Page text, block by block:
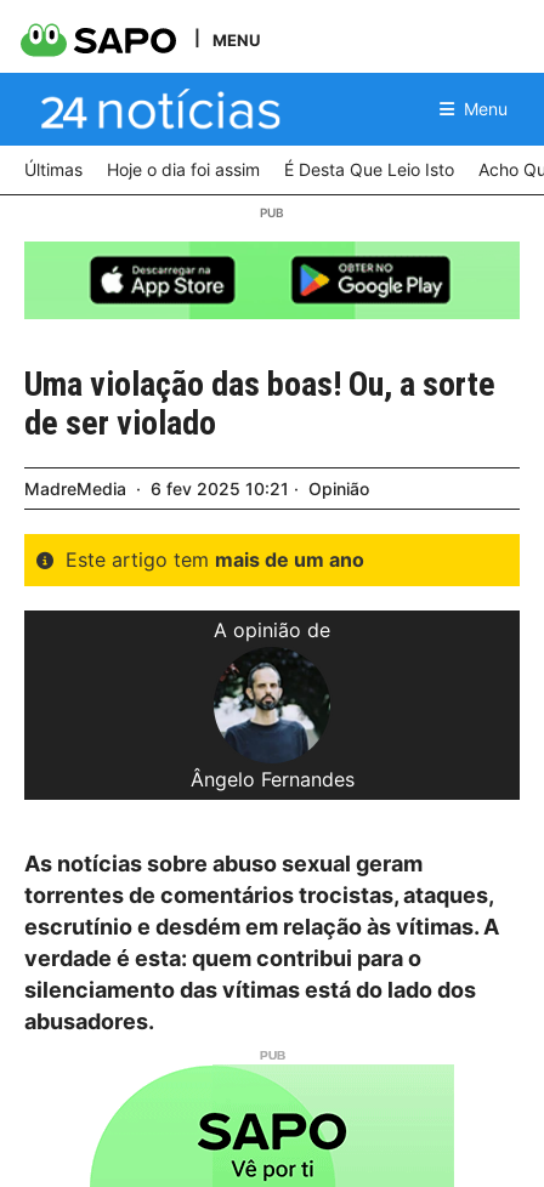
MENU
Menu
Últimas Hoje o dia foi assim É Desta Que Leio Isto Acho
Uma violação das boas! Ou, a sorte
de ser violado
MadreMedia 6 fev 2025 10:21 Opinião
Este artigo tem mais de um ano
A opinião de
Ângelo Fernandes
As notícias sobre abuso sexual geram
torrentes de comentários trocistas, ataques,
escrutínio e desdém em relação às vítimas. A
verdade é esta: quem contribui para o
silenciamento das vítimas está do lado dos
abusadores.